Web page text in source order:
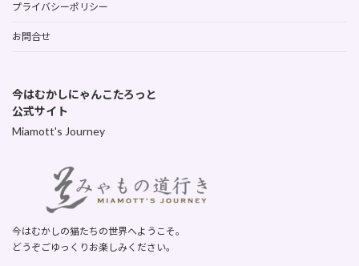
プライバシーポリシー
お問合せ
今はむかしにゃんこたろっと
公式サイト
Miamott's Journey
今はむかしの猫たちの世界へようこそ。
どうぞごゆっくりお楽しみください。